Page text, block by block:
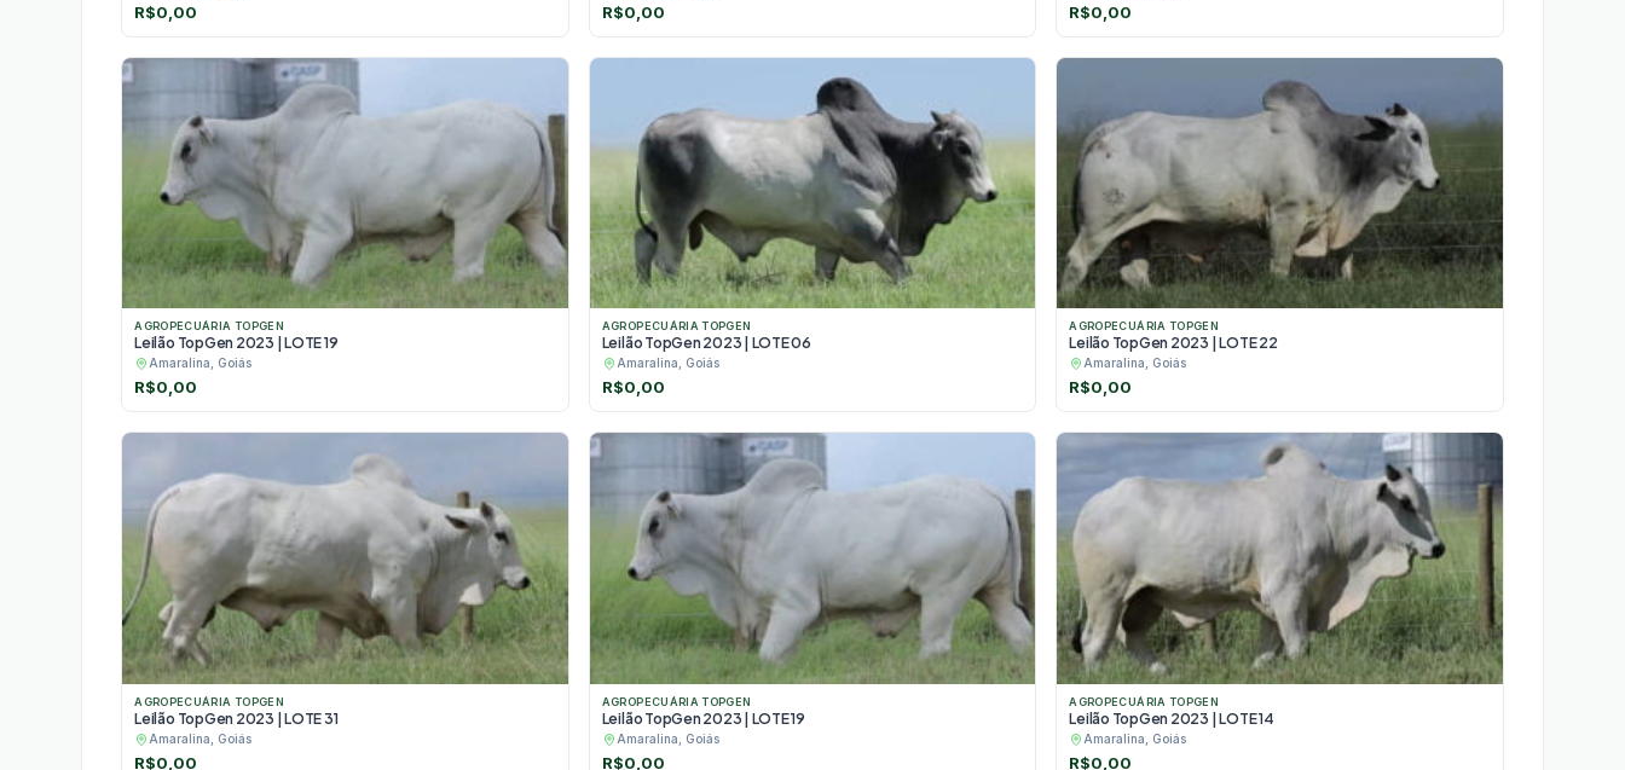
R$0,00 R$0,00 R$0,00
AGROPECUÁRIA TOPGEN
Leilão TopGen 2023 | LOTE 19
Amaralina, Goiás
R$0,00
AGROPECUÁRIA TOPGEN
Leilão TopGen 2023 | LOTE 06
Amaralina, Goiás
R$0,00
AGROPECUÁRIA TOPGEN
Leilão TopGen 2023 | LOTE 22
Amaralina, Goiás
R$0,00
AGROPECUÁRIA TOPGEN
Leilão TopGen 2023 | LOTE 31
Amaralina, Goiás
R$0,00
AGROPECUÁRIA TOPGEN
Leilão TopGen 2023 | LOTE 19
Amaralina, Goiás
R$0,00
AGROPECUÁRIA TOPGEN
Leilão TopGen 2023 | LOTE 14
Amaralina, Goiás
R$0,00